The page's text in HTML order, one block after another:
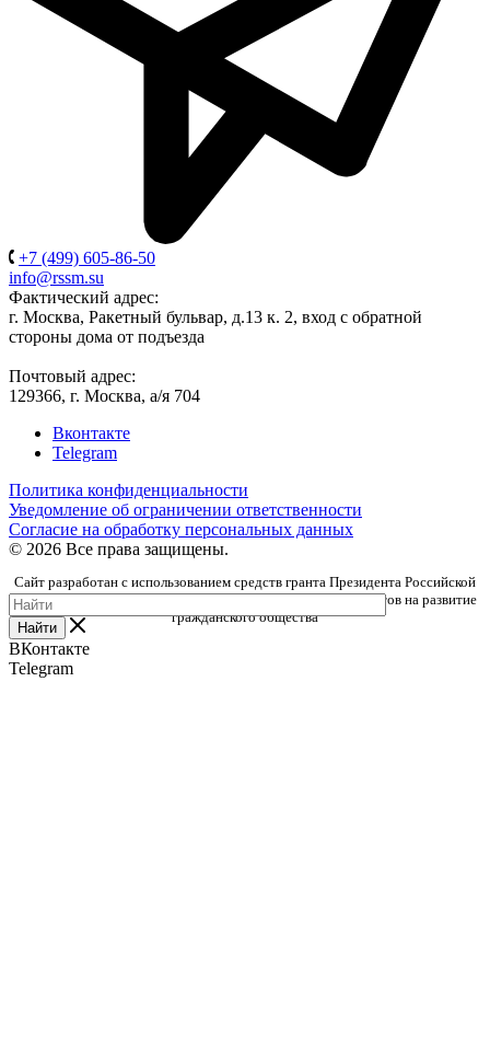
+7 (499) 605-86-50
info@rssm.su
Фактический адрес:
г. Москва, Ракетный бульвар, д.13 к. 2, вход с обратной
стороны дома от подъезда
Почтовый адрес:
129366, г. Москва, а/я 704
Вконтакте
Telegram
Политика конфиденциальности
Уведомление об ограничении ответственности
Согласие на обработку персональных данных
© 2026 Все права защищены.
Сайт разработан с использованием средств гранта Президента Российской
Федерации, предоставленного Фондом президентских грантов на развитие
гражданского общества
Найти
ВКонтакте
Telegram